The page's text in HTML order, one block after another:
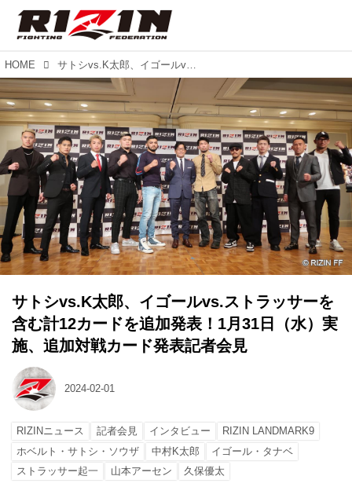
HOME サトシvs.K太郎、イゴールvs.ストラッサーを含む計12カードを追加発表！1月31日（水）実施、追加対戦カード発表記者会見
サトシvs.K太郎、イゴールvs.ストラッサーを
含む計12カードを追加発表！1月31日（水）実
施、追加対戦カード発表記者会見
2024-02-01
RIZINニュース 記者会見 インタビュー
RIZIN LANDMARK9
ホベルト・サトシ・ソウザ
中村K太郎
イゴール・タナベ
ストラッサー起一
山本アーセン 久保優太